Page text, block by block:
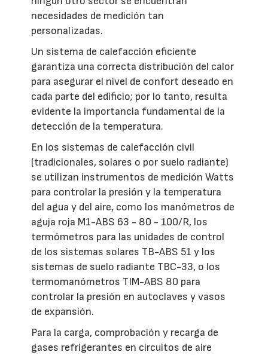
necesidades de medición tan
personalizadas.
Un sistema de calefacción eficiente
garantiza una correcta distribución del calor
para asegurar el nivel de confort deseado en
cada parte del edificio; por lo tanto, resulta
evidente la importancia fundamental de la
detección de la temperatura.
En los sistemas de calefacción civil
(tradicionales, solares o por suelo radiante)
se utilizan instrumentos de medición Watts
para controlar la presión y la temperatura
del agua y del aire, como los manómetros de
aguja roja M1-ABS 63 - 80 - 100/R, los
termómetros para las unidades de control
de los sistemas solares TB-ABS 51 y los
sistemas de suelo radiante TBC-33, o los
termomanómetros TIM-ABS 80 para
controlar la presión en autoclaves y vasos
de expansión.
Para la carga, comprobación y recarga de
gases refrigerantes en circuitos de aire